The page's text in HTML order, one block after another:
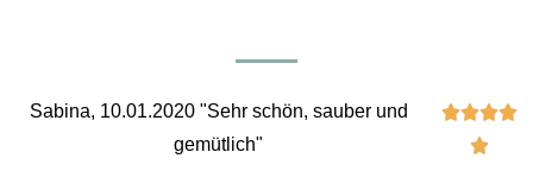
Sabina, 10.01.2020 "Sehr schön, sauber und
gemütlich"

